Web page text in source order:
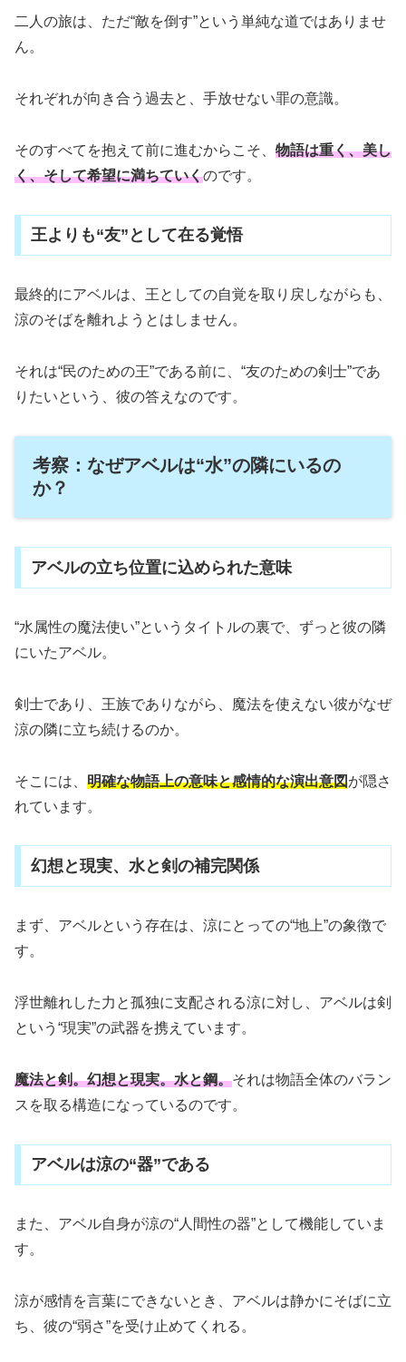
二人の旅は、ただ“敵を倒す”という単純な道ではありませ
ん。
それぞれが向き合う過去と、手放せない罪の意識。
そのすべてを抱えて前に進むからこそ、 物語は重く、美し
く、そして希望に満ちていくのです。
王よりも“友”として在る覚悟
最終的にアベルは、王としての自覚を取り戻しながらも、
涼のそばを離れようとはしません。
それは“民のための王”である前に、“友のための剣士”であ
りたいという、彼の答えなのです。
考察：なぜアベルは“水”の隣にいるの
か？
アベルの立ち位置に込められた意味
“水属性の魔法使い”というタイトルの裏で、ずっと彼の隣
にいたアベル。
剣士であり、王族でありながら、魔法を使えない彼がなぜ
涼の隣に立ち続けるのか。
そこには、 明確な物語上の意味と感情的な演出意図が隠さ
れています。
幻想と現実、水と剣の補完関係
まず、アベルという存在は、涼にとっての“地上”の象徴で
す。
浮世離れした力と孤独に支配される涼に対し、アベルは剣
という“現実”の武器を携えています。
魔法と剣。幻想と現実。水と鋼。それは物語全体のバラン
スを取る構造になっているのです。
アベルは涼の“器”である
また、アベル自身が涼の“人間性の器”として機能していま
す。
涼が感情を言葉にできないとき、アベルは静かにそばに立
ち、彼の“弱さ”を受け止めてくれる。